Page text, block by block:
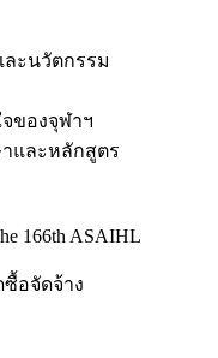
ละนวัตกรรม
ของจุฬาฯ
และหลักสูตร
166th ASAIHL
อจัดจ้าง